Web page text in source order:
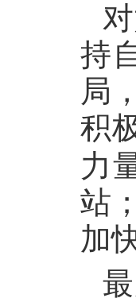
持
局
积
力
站
加